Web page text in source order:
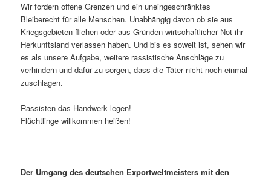
Wir fordern offene Grenzen und ein uneingeschränktes
Bleiberecht für alle Menschen. Unabhängig davon ob sie aus
Kriegsgebieten fliehen oder aus Gründen wirtschaftlicher Not ihr
Herkunftsland verlassen haben. Und bis es soweit ist, sehen wir
es als unsere Aufgabe, weitere rassistische Anschläge zu
verhindern und dafür zu sorgen, dass die Täter nicht noch einmal
zuschlagen.
Rassisten das Handwerk legen!
Flüchtlinge willkommen heißen!
Der Umgang des deutschen Exportweltmeisters mit den